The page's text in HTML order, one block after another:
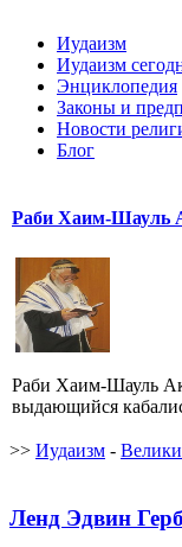
Иудаизм
Иудаизм
Энциклопедия
Законы и
Новости
Блог
Раби Хаим-Шауль
Раби Хаим-Шауль
выдающийся
>> Иудаизм -
Ленд Эдвин